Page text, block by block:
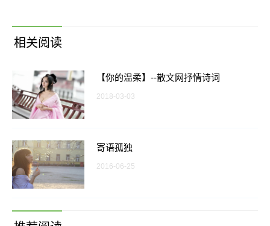
相关阅读
【你的温柔】--散文网抒情诗词
2018-03-03
寄语孤独
2016-06-25